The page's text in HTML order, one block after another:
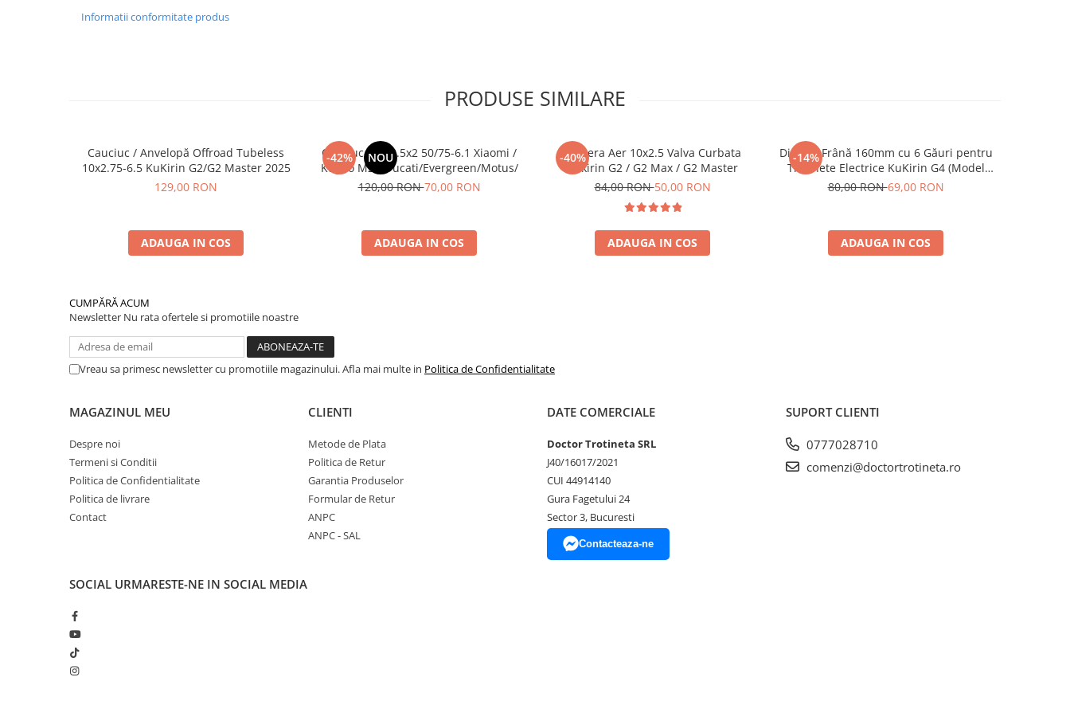
Informatii conformitate produs
PRODUSE SIMILARE
Cauciuc / Anvelopă Offroad Tubeless
10x2.75-6.5 KuKirin G2/G2 Master 2025
129,00 RON
ADAUGA IN COS
-42% NOU
Cauciuc Plin 8.5x2 50/75-6.1 Xiaomi /
Kugoo M2 / Ducati/Evergreen/Motus/
120,00 RON70,00 RON
ADAUGA IN COS
-40%
Camera Aer 10x2.5 Valva Curbata
Kukirin G2 / G2 Max / G2 Master
84,00 RON50,00 RON
ADAUGA IN COS
-14%
Disc de Frână 160mm cu 6 Găuri pentru
Trotinete Electrice KuKirin G4 (Model
2025) și KuKirin G2 – Performanță
80,00 RON69,00 RON
ADAUGA IN COS
CUMPĂRĂ ACUM
Newsletter Nu rata ofertele si promotiile noastre
Vreau sa primesc newsletter cu promotiile magazinului. Afla mai multe in Politica de Confidentialitate
MAGAZINUL MEU
Despre noi
Termeni si Conditii
Politica de Confidentialitate
Politica de livrare
Contact
CLIENTI
Metode de Plata
Politica de Retur
Garantia Produselor
Formular de Retur
ANPC
ANPC - SAL
DATE COMERCIALE
Doctor Trotineta SRL
J40/16017/2021
CUI 44914140
Gura Fagetului 24
Sector 3, Bucuresti
Contacteaza-ne
SUPORT CLIENTI
0777028710
comenzi@doctortrotineta.ro
SOCIAL URMARESTE-NE IN SOCIAL MEDIA